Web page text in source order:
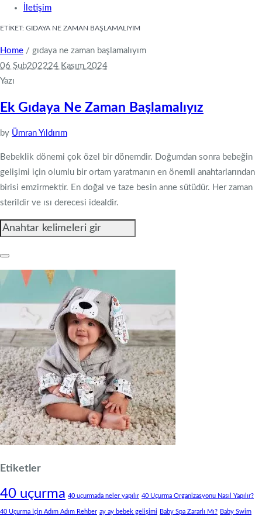
İletişim
ETIKET: GIDAYA NE ZAMAN BAŞLAMALIYIM
Home / gıdaya ne zaman başlamalıyım
06 Şub202224 Kasım 2024
Yazı
Ek Gıdaya Ne Zaman Başlamalıyız
by Ümran Yıldırım
Bebeklik dönemi çok özel bir dönemdir. Doğumdan sonra bebeğin
gelişimi için olumlu bir ortam yaratmanın en önemli anahtarlarından
birisi emzirmektir. En doğal ve taze besin anne sütüdür. Her zaman
sterildir ve ısı derecesi idealdir.
Etiketler
40 uçurma 40 uçurmada neler yapılır 40 Uçurma Organizasyonu Nasıl Yapılır?
40 Uçurma İçin Adım Adım Rehber ay ay bebek gelişimi Baby Spa Zararlı Mı? Baby Swim